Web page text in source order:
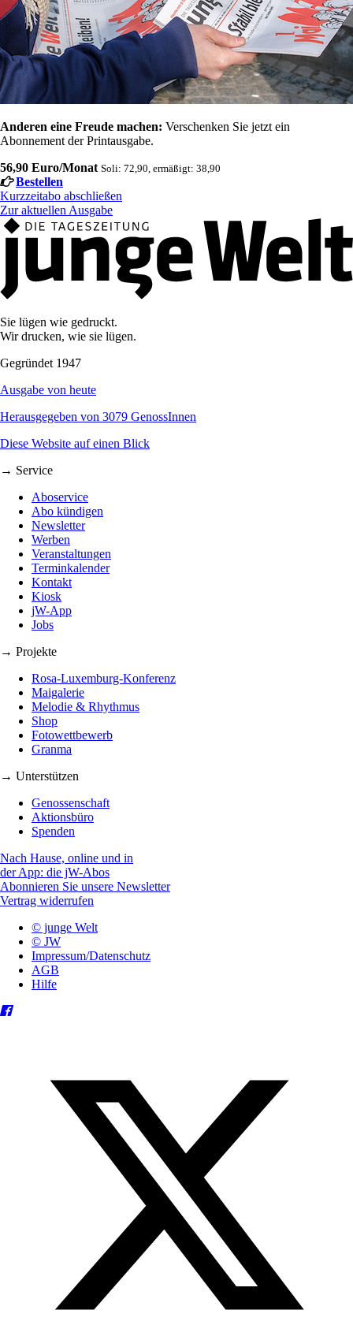
Anderen eine Freude machen: Verschenken Sie jetzt ein
Abonnement der Printausgabe.
56,90 Euro/Monat Soli: 72,90, ermäßigt: 38,90
Bestellen
Kurzzeitabo abschließen
Zur aktuellen Ausgabe
Sie lügen wie gedruckt.
Wir drucken, wie sie lügen.
Gegründet 1947
Ausgabe von heute
Herausgegeben von 3079 GenossInnen
Diese Website auf einen Blick
→ Service
Aboservice
Abo kündigen
Newsletter
Werben
Veranstaltungen
Terminkalender
Kontakt
Kiosk
jW-App
Jobs
→ Projekte
Rosa-Luxemburg-Konferenz
Maigalerie
Melodie & Rhythmus
Shop
Fotowettbewerb
Granma
→ Unterstützen
Genossenschaft
Aktionsbüro
Spenden
Nach Hause, online und in
der App: die jW-Abos
Abonnieren Sie unsere Newsletter
Vertrag widerrufen
© junge Welt
© JW
Impressum/Datenschutz
AGB
Hilfe